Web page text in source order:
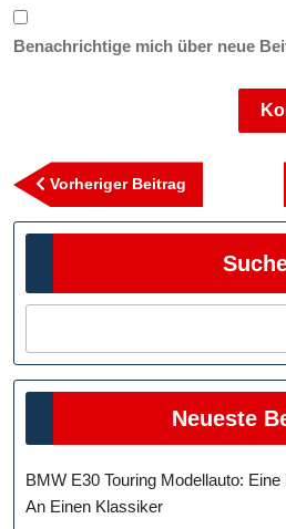
Benachrichtige mich über neue
Beitragsnavigation
Vorheriger Beitrag
Beitrag
Neueste
BMW E30 Touring Modellauto:
An Einen Klassiker